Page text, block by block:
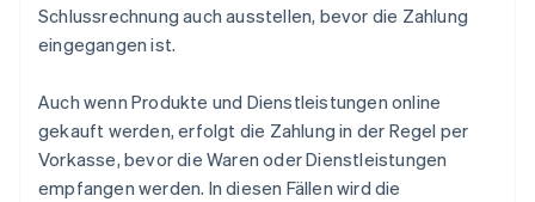
Schlussrechnung auch ausstellen, bevor die Zahlung
eingegangen ist.
Auch wenn Produkte und Dienstleistungen online
gekauft werden, erfolgt die Zahlung in der Regel per
Vorkasse, bevor die Waren oder Dienstleistungen
empfangen werden. In diesen Fällen wird die